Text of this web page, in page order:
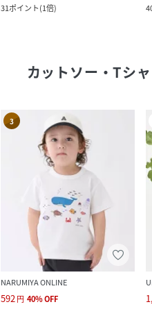
31ポイント(1倍)
カットソー・Tシ
3
NARUMIYA ONLINE
592 円 40%OFF